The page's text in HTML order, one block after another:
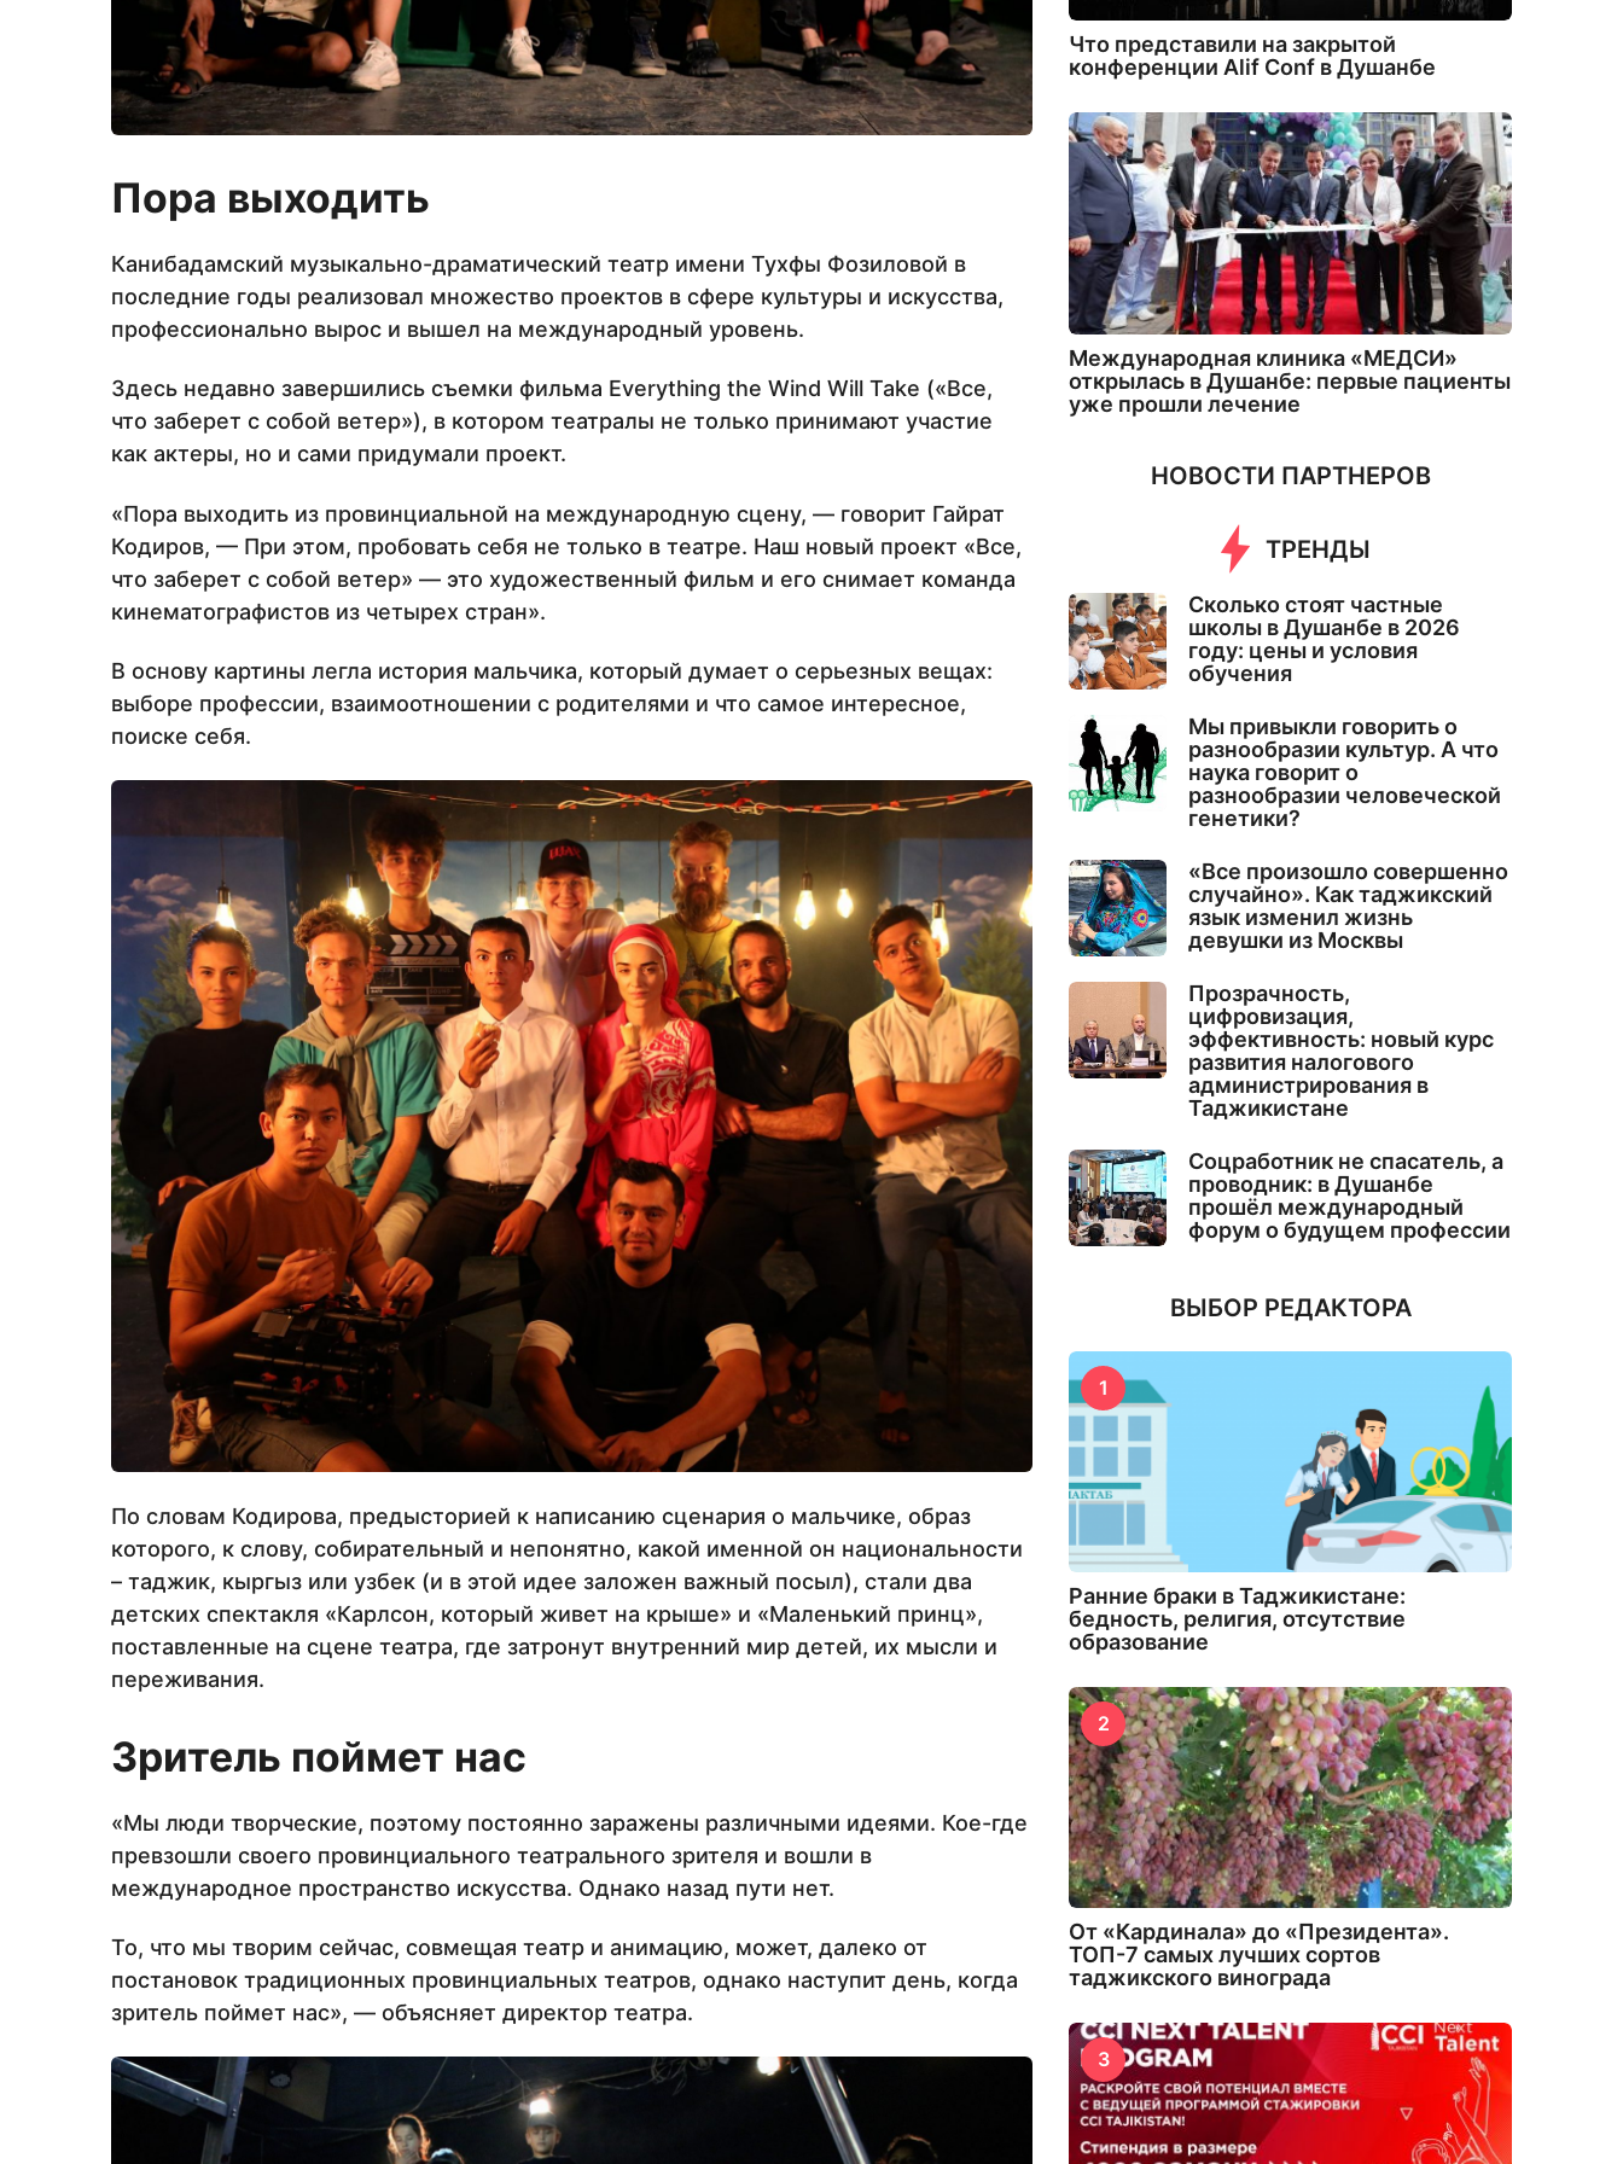
Пора выходить
Канибадамский музыкально-драматический театр имени Тухфы Фозиловой в
последние годы реализовал множество проектов в сфере культуры и искусства,
профессионально вырос и вышел на международный уровень.
Здесь недавно завершились съемки фильма Everything the Wind Will Take («Все,
что заберет с собой ветер»), в котором театралы не только принимают участие
как актеры, но и сами придумали проект.
«Пора выходить из провинциальной на международную сцену, — говорит Гайрат
Кодиров, — При этом, пробовать себя не только в театре. Наш новый проект «Все,
что заберет с собой ветер» — это художественный фильм и его снимает команда
кинематографистов из четырех стран».
В основу картины легла история мальчика, который думает о серьезных вещах:
выборе профессии, взаимоотношении с родителями и что самое интересное,
поиске себя.
По словам Кодирова, предысторией к написанию сценария о мальчике, образ
которого, к слову, собирательный и непонятно, какой именной он национальности
– таджик, кыргыз или узбек (и в этой идее заложен важный посыл), стали два
детских спектакля «Карлсон, который живет на крыше» и «Маленький принц»,
поставленные на сцене театра, где затронут внутренний мир детей, их мысли и
переживания.
Зритель поймет нас
«Мы люди творческие, поэтому постоянно заражены различными идеями. Кое-где
превзошли своего провинциального театрального зрителя и вошли в
международное пространство искусства. Однако назад пути нет.
То, что мы творим сейчас, совмещая театр и анимацию, может, далеко от
постановок традиционных провинциальных театров, однако наступит день, когда
зритель поймет нас», — объясняет директор театра.
Что представили на закрытой
конференции Alif Conf в Душанбе
Международная клиника «МЕДСИ»
открылась в Душанбе: первые пациенты
уже прошли лечение
НОВОСТИ ПАРТНЕРОВ
ТРЕНДЫ
Сколько стоят частные
школы в Душанбе в 2026
году: цены и условия
обучения
Мы привыкли говорить о
разнообразии культур. А что
наука говорит о
разнообразии человеческой
генетики?
«Все произошло совершенно
случайно». Как таджикский
язык изменил жизнь
девушки из Москвы
Прозрачность,
цифровизация,
эффективность: новый курс
развития налогового
администрирования в
Таджикистане
Соцработник не спасатель, а
проводник: в Душанбе
прошёл международный
форум о будущем профессии
ВЫБОР РЕДАКТОРА
1
Ранние браки в Таджикистане:
бедность, религия, отсутствие
образование
2
От «Кардинала» до «Президента».
ТОП-7 самых лучших сортов
таджикского винограда
3